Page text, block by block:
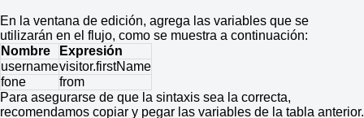
En la ventana de edición, agrega las variables que se
utilizarán en el flujo, como se muestra a continuación:
Nombre
Expresión
usernamevisitor.firstName
fone
from
Para asegurarse de que la sintaxis sea la correcta,
recomendamos copiar y pegar las variables de la tabla anterior.